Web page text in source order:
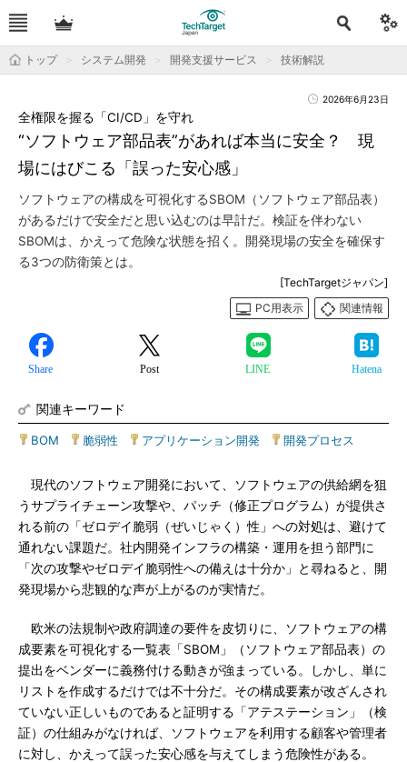
トップ システム開発 開発支援サービス 技術解説
2026年6月23日
“ソフトウェア部品表”があれば本当に安全？ 現
場にはびこる「誤った安心感」
全権限を握る「CI/CD」を守れ
ソフトウェアの構成を可視化するSBOM（ソフトウェア部品表）
があるだけで安全だと思い込むのは早計だ。検証を伴わない
SBOMは、かえって危険な状態を招く。開発現場の安全を確保す
る3つの防衛策とは。
[TechTargetジャパン]
PC用表示
関連情報
Share Post LINE Hatena
関連キーワード
BOM 脆弱性 アプリケーション開発 開発プロセス
現代のソフトウェア開発において、ソフトウェアの供給網を狙
うサプライチェーン攻撃や、パッチ（修正プログラム）が提供さ
れる前の「ゼロデイ脆弱（ぜいじゃく）性」への対処は、避けて
通れない課題だ。社内開発インフラの構築・運用を担う部門に
「次の攻撃やゼロデイ脆弱性への備えは十分か」と尋ねると、開
発現場から悲観的な声が上がるのが実情だ。
欧米の法規制や政府調達の要件を皮切りに、ソフトウェアの構
成要素を可視化する一覧表「SBOM」（ソフトウェア部品表）の
提出をベンダーに義務付ける動きが強まっている。しかし、単に
リストを作成するだけでは不十分だ。その構成要素が改ざんされ
ていない正しいものであると証明する「アテステーション」（検
証）の仕組みがなければ、ソフトウェアを利用する顧客や管理者
に対し、かえって誤った安心感を与えてしまう危険性がある。